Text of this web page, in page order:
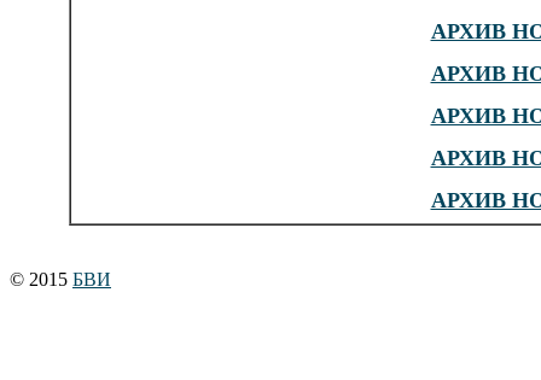
АРХИВ
АРХИВ
АРХИВ
АРХИВ
АРХИВ
© 2015 БВИ